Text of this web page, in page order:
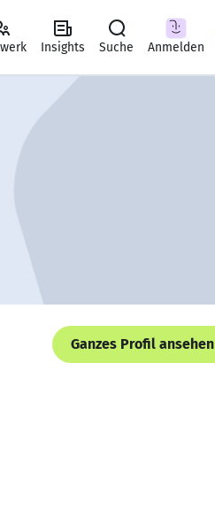
Insights Suche Anmelden
Ganzes Profil ansehen